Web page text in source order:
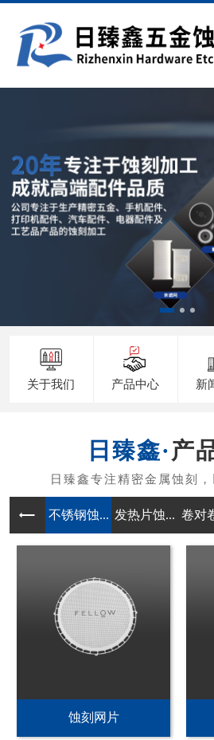
关于我们 产品中心 新
产
不锈钢蚀... 发热片蚀... 卷对
PI发热片蚀刻